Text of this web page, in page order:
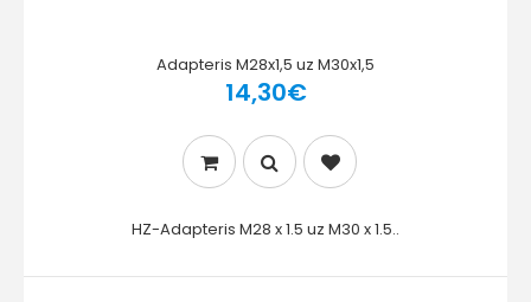
Adapteris M28x1,5 uz M30x1,5
14,30€
HZ-Adapteris M28 x 1.5 uz M30 x 1.5..